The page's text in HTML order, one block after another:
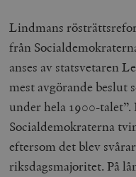
Lindmans
från
anses av statsvetaren
mest avgörande beslut
under hela 1900-
Socialdemokraterna
eftersom det blev
riksdagsmajoritet. På